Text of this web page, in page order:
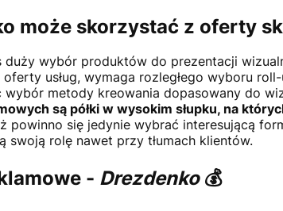
może skorzystać z oferty
wybór produktów do prezentacji
usług, wymaga rozległego wyboru
metody kreowania dopasowany do
są półki w wysokim słupku, na
powinno się jedynie wybrać interesującą
rolę nawet przy tłumach klientów.
- Drezdenko 💰